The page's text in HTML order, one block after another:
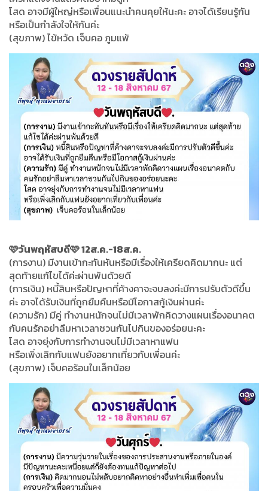
โสด อาจมีผู้ใหญ่หรือเพื่อนแนะนำคนคุยให้นะคะ อาจได้เรียนรู้กัน
หรือเป็นกำลังใจให้กันค่ะ
(สุขภาพ) ไข้หวัด เจ็บคอ ภูมแพ้
🩷วันพฤหัสบดี🩷 12ส.ค.-18ส.ค.
(การงาน) มีงานเข้ากะทันหันหรือมีเรื่องให้เครียดคิดมากนะ แต่
สุดท้ายแก้ไขได้ค่ะผ่านพ้นด้วยดี
(การเงิน) หนี้สินหรือปัญหาที่ค้างคาจะจบลงค่ะมีการปรับตัวดีขึ้น
ค่ะ อาจได้รับเงินที่ถูกยืมคืนหรือมีโอกาสกู้เงินผ่านค่ะ
(ความรัก) มีคู่ ทำงานหนักจนไม่มีเวลาพักคิดวางแผนเรื่องอนาคต
กับคนรักอย่าลืมหาเวลาชวนกันไปกินของอร่อยนะคะ
โสด อาจยุ่งกับการทำงานจนไม่มีเวลาหาแฟน
หรือเพิ่งเลิกกับแฟนยังอยากเที่ยวกับเพื่อนค่ะ
(สุขภาพ) เจ็บคอร้อนในเล็กน้อย